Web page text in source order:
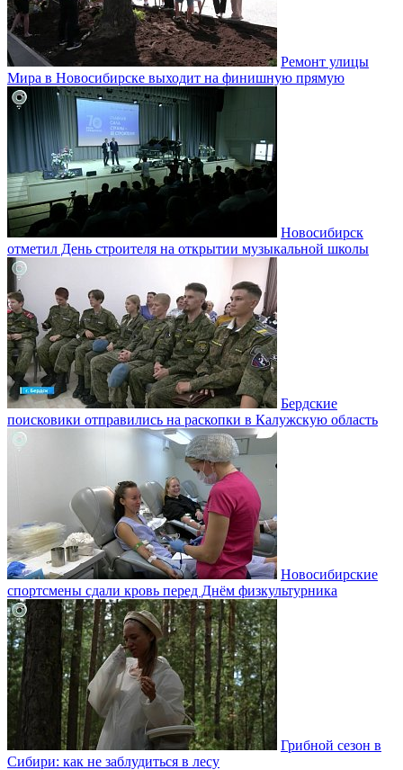
Ремонт улицы
Мира в Новосибирске выходит на финишную прямую
Новосибирск
отметил День строителя на открытии музыкальной школы
Бердские
поисковики отправились на раскопки в Калужскую область
Новосибирские
спортсмены сдали кровь перед Днём физкультурника
Грибной сезон в
Сибири: как не заблудиться в лесу